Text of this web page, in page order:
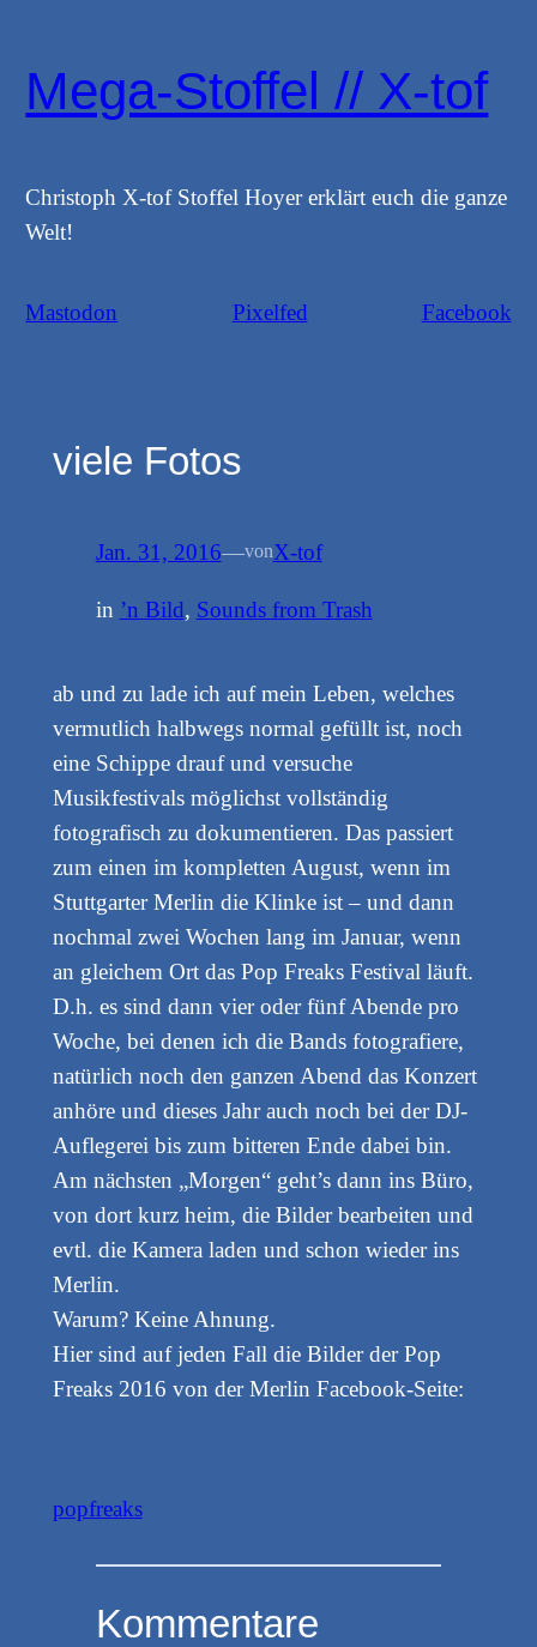
springen
Mega-Stoffel // X-tof
Christoph X-tof Stoffel Hoyer erklärt euch die ganze
Welt!
Mastodon Pixelfed Facebook
viele Fotos
Jan. 31, 2016—vonX-tof
in ’n Bild, Sounds from Trash
ab und zu lade ich auf mein Leben, welches
vermutlich halbwegs normal gefüllt ist, noch
eine Schippe drauf und versuche
Musikfestivals möglichst vollständig
fotografisch zu dokumentieren. Das passiert
zum einen im kompletten August, wenn im
Stuttgarter Merlin die Klinke ist – und dann
nochmal zwei Wochen lang im Januar, wenn
an gleichem Ort das Pop Freaks Festival läuft.
D.h. es sind dann vier oder fünf Abende pro
Woche, bei denen ich die Bands fotografiere,
natürlich noch den ganzen Abend das Konzert
anhöre und dieses Jahr auch noch bei der DJ-
Auflegerei bis zum bitteren Ende dabei bin.
Am nächsten „Morgen“ geht’s dann ins Büro,
von dort kurz heim, die Bilder bearbeiten und
evtl. die Kamera laden und schon wieder ins
Merlin.
Warum? Keine Ahnung.
Hier sind auf jeden Fall die Bilder der Pop
Freaks 2016 von der Merlin Facebook-Seite:
popfreaks
Kommentare